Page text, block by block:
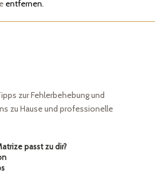
entfernen.
zur Fehlerbehebung und
zu Hause und professionelle
passt zu dir?